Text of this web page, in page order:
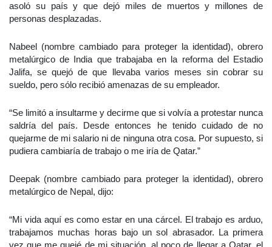
asoló su país y que dejó miles de muertos y millones de
personas desplazadas.
Nabeel (nombre cambiado para proteger la identidad), obrero
metalúrgico de India que trabajaba en la reforma del Estadio
Jalifa, se quejó de que llevaba varios meses sin cobrar su
sueldo, pero sólo recibió amenazas de su empleador.
“Se limitó a insultarme y decirme que si volvía a protestar nunca
saldría del país. Desde entonces he tenido cuidado de no
quejarme de mi salario ni de ninguna otra cosa. Por supuesto, si
pudiera cambiaría de trabajo o me iría de Qatar.”
Deepak (nombre cambiado para proteger la identidad), obrero
metalúrgico de Nepal, dijo:
“Mi vida aquí es como estar en una cárcel. El trabajo es arduo,
trabajamos muchas horas bajo un sol abrasador. La primera